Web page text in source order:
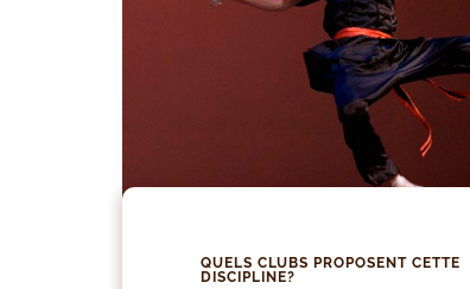
QUELS CLUBS PROPOSENT CETTE
DISCIPLINE?